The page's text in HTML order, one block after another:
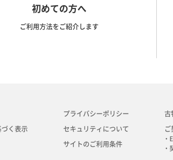
初めての方へ
ご利用方法をご紹介します
く表示
プライバシーポリシー
セキュリティについて
サイトのご利用条件
古
ご
・
・